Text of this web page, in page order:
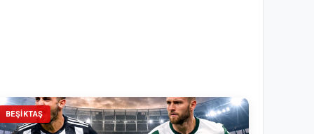
BEŞIKTAŞ